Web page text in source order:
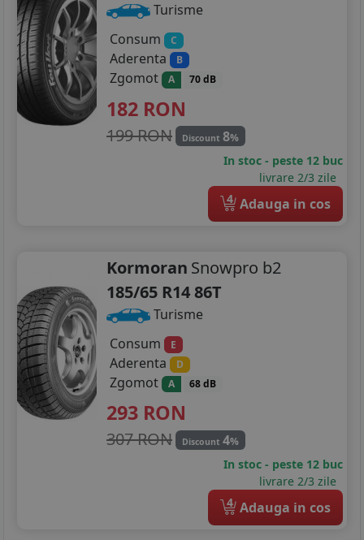
Turisme
Consum
C
Aderenta B
Zgomot A 70 dB
182 RON
199 RON Discount 8%
In stoc - peste 12 buc
livrare 2/3 zile
4 Adauga in cos
Kormoran Snowpro b2
185/65 R14 86T
Turisme
Consum
E
Aderenta D
Zgomot A 68 dB
293 RON
307 RON Discount 4%
In stoc - peste 12 buc
livrare 2/3 zile
4 Adauga in cos